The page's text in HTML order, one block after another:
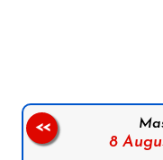
8
<<